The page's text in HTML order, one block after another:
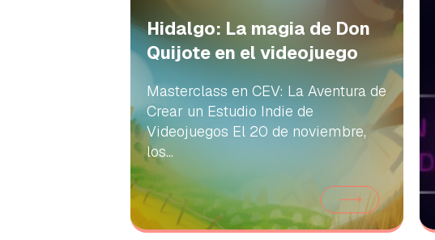
Hidalgo: La magia de Don
Quijote en el videojuego
Masterclass en CEV: La Aventura de
Crear un Estudio Indie de
Videojuegos El 20 de noviembre,
los...